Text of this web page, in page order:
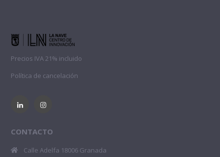
Precios IVA 21% incluido
Política de cancelación
CONTACTO
Calle Adelfa 18006 Granada